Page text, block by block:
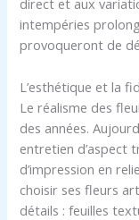
direct et aux
intempéries
provoqueront de
L’esthétique et la
Le réalisme des
des années.
entretien d’aspect
d’impression en
choisir ses fleurs
détails : feuilles